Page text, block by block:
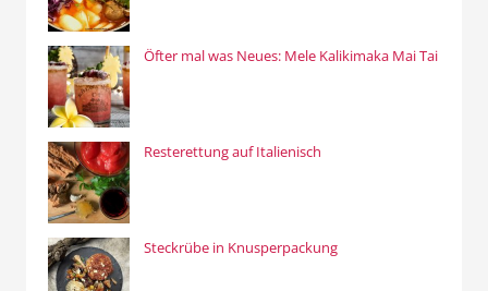
Öfter mal was Neues: Mele Kalikimaka Mai Tai
Resterettung auf Italienisch
Steckrübe in Knusperpackung